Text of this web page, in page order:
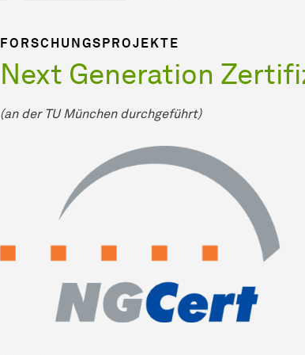
FORSCHUNGSPROJEKTE
Next Generation
(an der TU München durchgeführt)